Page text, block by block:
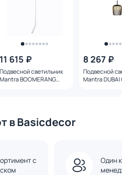
11 615 ₽
Подвесной светильник
Mantra BOOMERANG
8 267 ₽
Подвесной
Mantra DUBAI
в Basicdecor
с
Один